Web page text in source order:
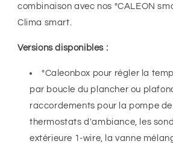
combinaison avec nos °CALEON
Clima smart.
Versions disponibles :
°Caleonbox pour régler la
par boucle du plancher ou
raccordements pour la pompe
thermostats d'ambiance, les
extérieure 1-wire, la vanne